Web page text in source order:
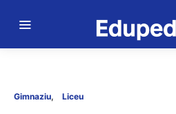
Gimnaziu Liceu